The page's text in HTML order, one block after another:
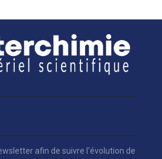
afin de suivre l'évolution de